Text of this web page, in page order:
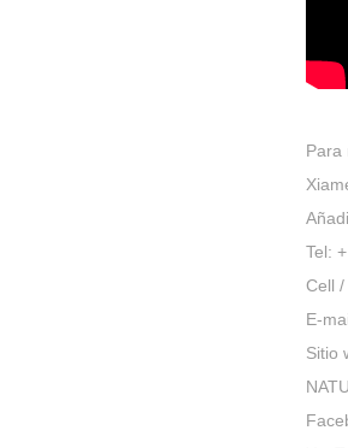
Para
Tel:
Cell
E-
Sitio